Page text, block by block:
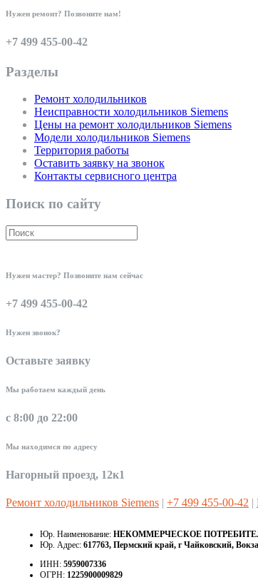
Нужен ремонт? Позвоните нам!
+7 499 455-00-42
Разделы
Ремонт холодильников
Неисправности холодильников Siemens
Цены на ремонт холодильников Siemens
Модели холодильников Siemens
Территория работы
Оставить заявку на звонок
Контакты сервисного центра
Поиск по сайту
Нужен мастер? Позвоните нам сейчас
+7 499 455-00-42
Нужен звонок?
Оставьте заявку
Мы работаем каждый день
с 8:00 до 22:00
Мы находимся по адресу
Нагорный проезд, 12к1
Ремонт холодильников Siemens | +7 499 455-00-42 |
Юр. Наименование: НЕКОММЕРЧЕСКОЕ
Юр. Адрес: 617763, Пермский край, г Чайковский,
ИНН: 5959007336
ОГРН: 1225900009829